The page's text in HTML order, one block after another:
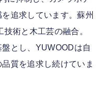
追求しています。蘇州
術と木工芸の融合。
とし、YUWOODは自
質を追求し続けていま